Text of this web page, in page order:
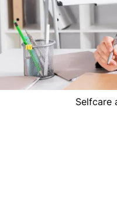
Selfcare